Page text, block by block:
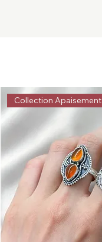
Collection Apaisement